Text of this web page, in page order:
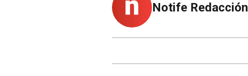
Notife Redacción